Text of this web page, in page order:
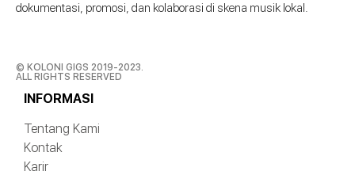
dokumentasi, promosi, dan kolaborasi di skena musik lokal.
© KOLONI GIGS 2019-2023.
ALL RIGHTS RESERVED
INFORMASI
Tentang Kami
Kontak
Karir